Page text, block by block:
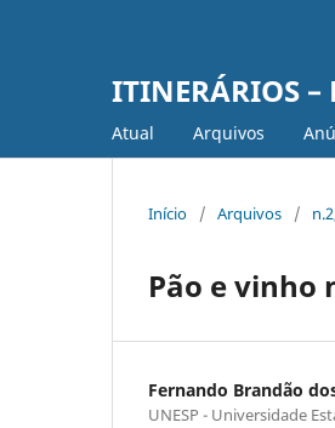
ITINERÁRIOS
Atual Arquivos
Início / Arquivos /
Pão e vinho
Fernando Brandão
UNESP - Universidade